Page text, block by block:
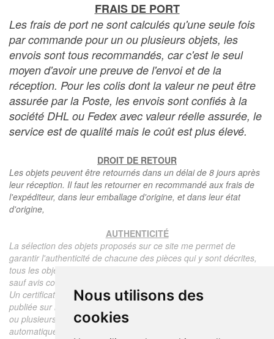
Nous utilisons des
cookies
FRAIS DE PORT
Les frais de port ne sont calculés qu'une seule fois
par commande pour un ou plusieurs objets, les
envois sont tous recommandés, car c'est le seul
moyen d'avoir une preuve de l'envoi et de la
réception. Pour les colis dont la valeur ne peut être
assurée par la Poste, les envois sont confiés à la
société DHL ou Fedex avec valeur réelle assurée, le
service est de qualité mais le coût est plus élevé.
DROIT DE RETOUR
Les objets peuvent être retournés dans un délai de 8 jours après
leur réception. Il faut les retourner en recommandé aux frais de
l'expéditeur, dans leur emballage d'origine, et dans leur état
d'origine,
AUTHENTICITÉ
La sélection des objets proposés sur ce site me permet de
garantir l'authenticité de chacune des pièces qui y sont décrites,
tous les objets proposés sont garantis d'époque et authentiques,
sauf avis contraire ou restriction dans la description.
Un certificat d'authenticité de l'objet reprenant la description
publiée sur le site, l'époque, le prix de vente, accompagné d'une
ou plusieurs photographies en couleurs est communiqué
automatiquement pour tout objet dont le prix est supérieur à 130